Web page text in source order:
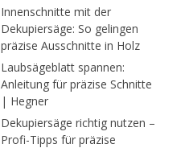
Innenschnitte mit der
Dekupiersäge: So gelingen
präzise Ausschnitte in Holz
Laubsägeblatt spannen:
Anleitung für präzise Schnitte
| Hegner
Dekupiersäge richtig nutzen –
Profi-Tipps für präzise